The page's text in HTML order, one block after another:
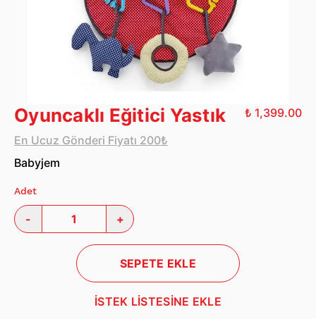
Oyuncaklı Eğitici Yastık
En Ucuz Gönderi Fiyatı 200₺
₺ 1,399.00
Babyjem
Adet
- +
SEPETE EKLE
İSTEK LİSTESİNE EKLE